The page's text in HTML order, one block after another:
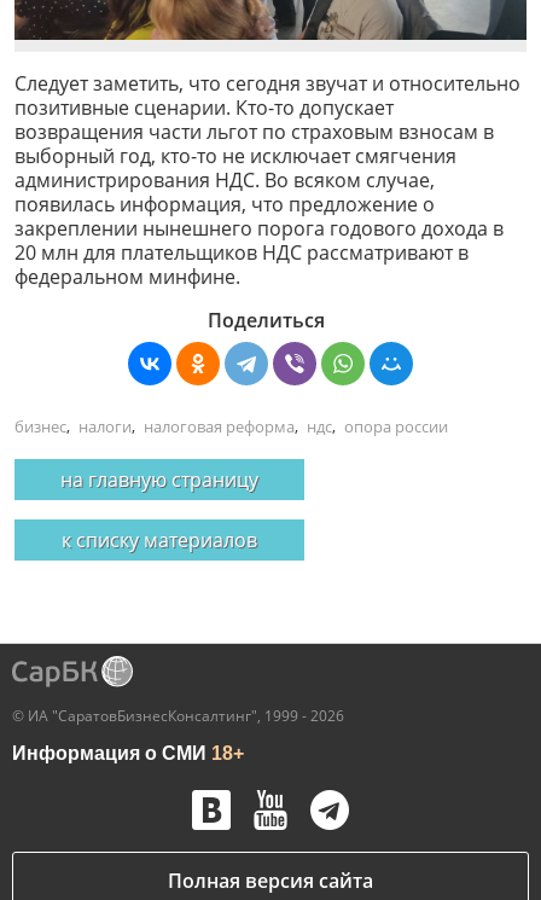
Следует заметить, что сегодня звучат и относительно
позитивные сценарии. Кто-то допускает
возвращения части льгот по страховым взносам в
выборный год, кто-то не исключает смягчения
администрирования НДС. Во всяком случае,
появилась информация, что предложение о
закреплении нынешнего порога годового дохода в
20 млн для плательщиков НДС рассматривают в
федеральном минфине.
Поделиться
бизнес, налоги, налоговая реформа, ндс, опора россии
на главную страницу
к списку материалов
© ИА "СаратовБизнесКонсалтинг", 1999 - 2026
Информация о СМИ 18+
Полная версия сайта